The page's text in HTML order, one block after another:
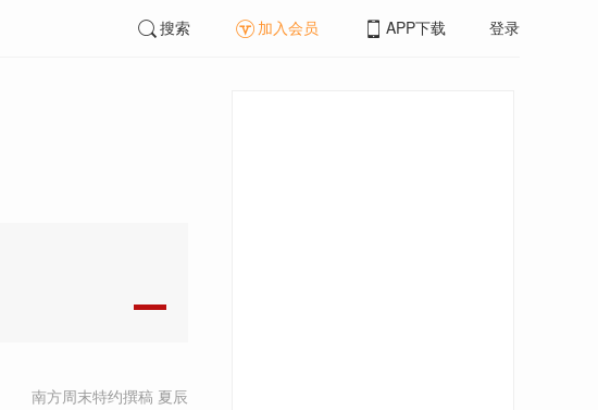
搜索 加入会员 APP下载 登录
南方周末特约撰稿 夏辰